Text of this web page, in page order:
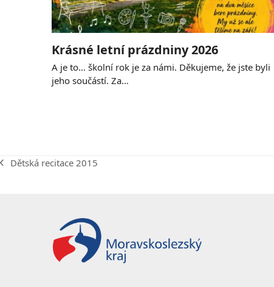
Krásné letní prázdniny 2026
A je to… školní rok je za námi. Děkujeme, že jste byli
jeho součástí. Za…
previous
Dětská recitace 2015